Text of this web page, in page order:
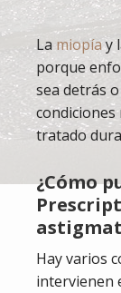
La miopíay
porque
sea detrás
tratado
¿Cómo
Hay varios
intervienen